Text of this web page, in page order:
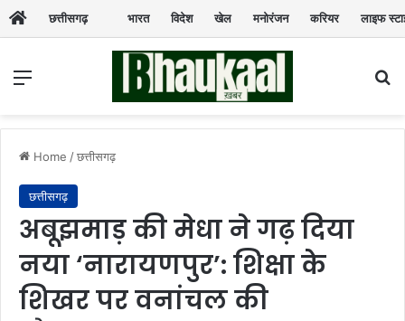
छत्तीसगढ़ भारत विदेश खेल मनोरंजन करियर लाइफ
Menu
Home /छत्तीसगढ़
छत्तीसगढ़
​अबूझमाड़ की मेधा ने गढ़ दिया
नया ‘नारायणपुर’: शिक्षा के
शिखर पर वनांचल की